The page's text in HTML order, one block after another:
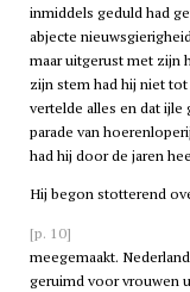
inmiddels geduld had
abjecte
maar uitgerust met zijn
zijn stem had hij niet
vertelde alles en dat
parade van
had hij door de jaren
Hij begon stotterend
[p. 10]
meegemaakt.
geruimd voor vrouwen